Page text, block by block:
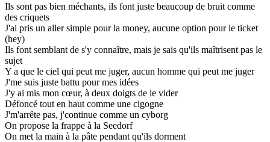
Ils sont pas bien méchants, ils font juste beaucoup de bruit comme
des criquets
J'ai pris un aller simple pour la money, aucune option pour le ticket
(hey)
Ils font semblant de s'y connaître, mais je sais qu'ils maîtrisent pas le
sujet
Y a que le ciel qui peut me juger, aucun homme qui peut me juger
J'me suis juste battu pour mes idées
J'y ai mis mon cœur, à deux doigts de le vider
Défoncé tout en haut comme une cigogne
J'm'arrête pas, j'continue comme un cyborg
On propose la frappe à la Seedorf
On met la main à la pâte pendant qu'ils dorment